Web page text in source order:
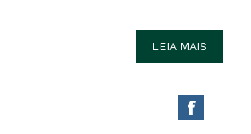
LEIA MAIS